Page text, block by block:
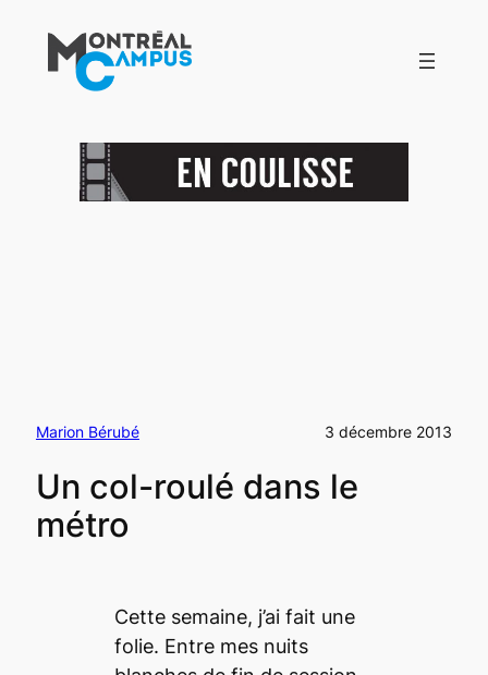
contenu
Marion Bérubé 3 décembre 2013
Un col-roulé dans le
métro
Cette semaine, j’ai fait une
folie. Entre mes nuits